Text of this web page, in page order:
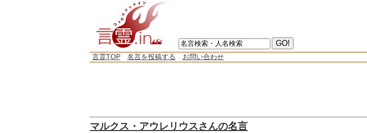
言霊TOP 名言を投稿する お問い合わせ
マルクス・アウレリウスさんの名言